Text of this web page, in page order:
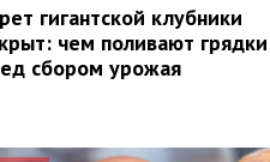
гигантской клубники
чем поливают грядки
сбором урожая